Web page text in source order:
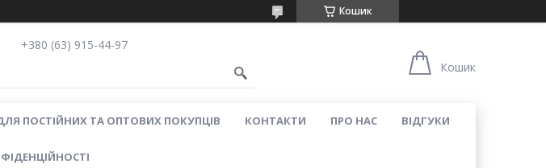
Кошик
+380 (63) 915-44-97
Кошик
ПОСТІЙНИХ ТА ОПТОВИХ ПОКУПЦІВ КОНТАКТИ ПРО НАС ВІДГУКИ